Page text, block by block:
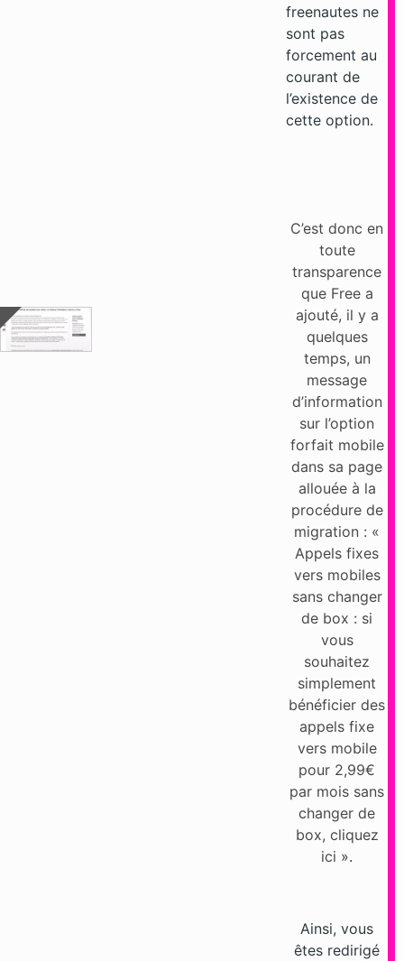
freenautes ne
sont pas
forcement au
courant de
l’existence de
cette option.
C’est donc en
toute
transparence
que Free a
ajouté, il y a
quelques
temps, un
message
d’information
sur l’option
forfait mobile
dans sa page
allouée à la
procédure de
migration : «
Appels fixes
vers mobiles
sans changer
de box : si
vous
souhaitez
simplement
bénéficier des
appels fixe
vers mobile
pour 2,99€
par mois sans
changer de
box, cliquez
ici ».
Ainsi, vous
êtes redirigé